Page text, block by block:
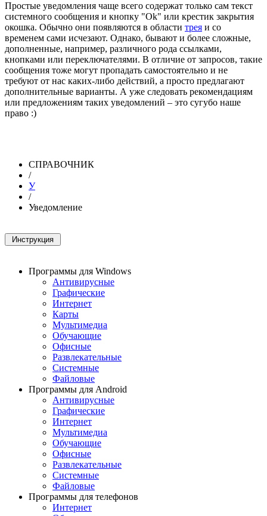
Простые уведомления чаще всего содержат только сам текст
системного сообщения и кнопку "Ok" или крестик закрытия
окошка. Обычно они появляются в области трея и со
временем сами исчезают. Однако, бывают и более сложные,
дополненные, например, различного рода ссылками,
кнопками или переключателями. В отличие от запросов, такие
сообщения тоже могут пропадать самостоятельно и не
требуют от нас каких-либо действий, а просто предлагают
дополнительные варианты. А уже следовать рекомендациям
или предложениям таких уведомлений – это сугубо наше
право :)
СПРАВОЧНИК
/
У
/
Уведомление
Программы для Windows
Антивирусные
Графические
Интернет
Карты
Мультимедиа
Обучающие
Офисные
Развлекательные
Системные
Файловые
Программы для Android
Антивирусные
Графические
Интернет
Мультимедиа
Обучающие
Офисные
Развлекательные
Системные
Файловые
Программы для телефонов
Интернет